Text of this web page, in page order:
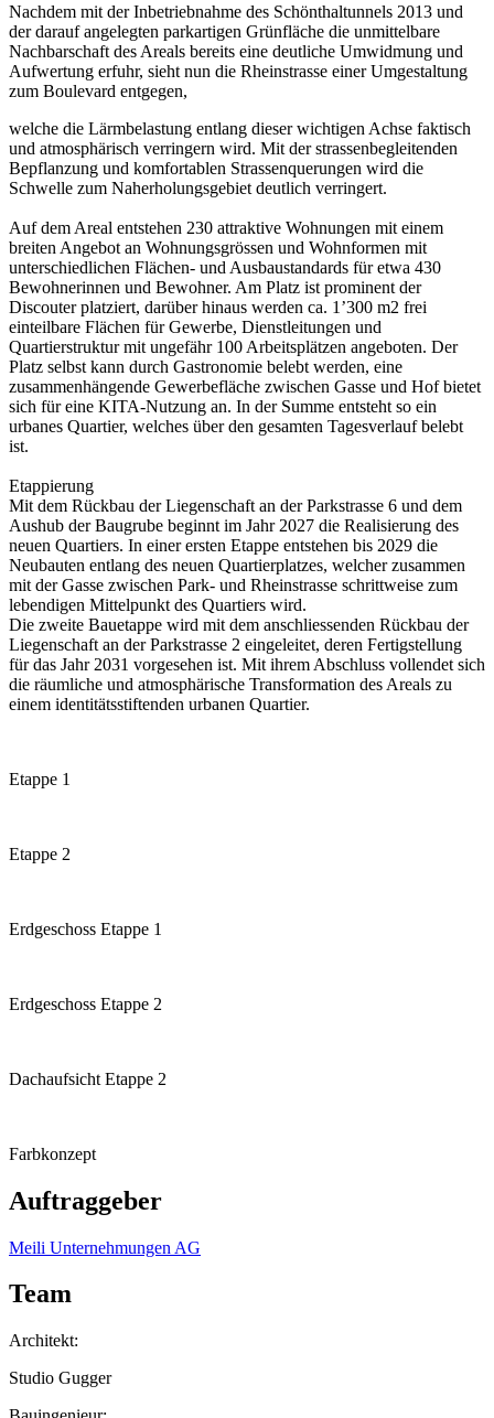
Nachdem mit der Inbetriebnahme des Schönthaltunnels 2013 und
der darauf angelegten parkartigen Grünfläche die unmittelbare
Nachbarschaft des Areals bereits eine deutliche Umwidmung und
Aufwertung erfuhr, sieht nun die Rheinstrasse einer Umgestaltung
zum Boulevard entgegen,
welche die Lärmbelastung entlang dieser wichtigen Achse faktisch
und atmosphärisch verringern wird. Mit der strassenbegleitenden
Bepflanzung und komfortablen Strassenquerungen wird die
Schwelle zum Naherholungsgebiet deutlich verringert.
Auf dem Areal entstehen 230 attraktive Wohnungen mit einem
breiten Angebot an Wohnungsgrössen und Wohnformen mit
unterschiedlichen Flächen- und Ausbaustandards für etwa 430
Bewohnerinnen und Bewohner. Am Platz ist prominent der
Discouter platziert, darüber hinaus werden ca. 1’300 m2 frei
einteilbare Flächen für Gewerbe, Dienstleitungen und
Quartierstruktur mit ungefähr 100 Arbeitsplätzen angeboten. Der
Platz selbst kann durch Gastronomie belebt werden, eine
zusammenhängende Gewerbefläche zwischen Gasse und Hof bietet
sich für eine KITA-Nutzung an. In der Summe entsteht so ein
urbanes Quartier, welches über den gesamten Tagesverlauf belebt
ist.
Etappierung
Mit dem Rückbau der Liegenschaft an der Parkstrasse 6 und dem
Aushub der Baugrube beginnt im Jahr 2027 die Realisierung des
neuen Quartiers. In einer ersten Etappe entstehen bis 2029 die
Neubauten entlang des neuen Quartierplatzes, welcher zusammen
mit der Gasse zwischen Park- und Rheinstrasse schrittweise zum
lebendigen Mittelpunkt des Quartiers wird.
Die zweite Bauetappe wird mit dem anschliessenden Rückbau der
Liegenschaft an der Parkstrasse 2 eingeleitet, deren Fertigstellung
für das Jahr 2031 vorgesehen ist. Mit ihrem Abschluss vollendet sich
die räumliche und atmosphärische Transformation des Areals zu
einem identitätsstiftenden urbanen Quartier.
Etappe 1
Etappe 2
Erdgeschoss Etappe 1
Erdgeschoss Etappe 2
Dachaufsicht Etappe 2
Farbkonzept
Auftraggeber
Meili Unternehmungen AG
Team
Architekt:
Studio Gugger